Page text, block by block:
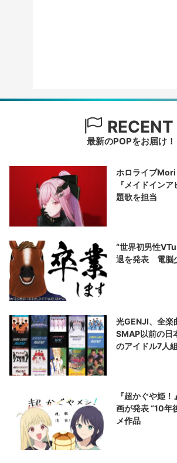
RECENT
最新のPOPをお届け！
ホロライブ
『メイドイン
題歌を担当
“世界初男性
退を発表 電脳
光GENJI、全
SMAP以前の日
のアイドル7人組
『超かぐや姫
画が発表 “10年
メ作品